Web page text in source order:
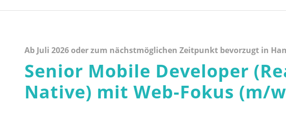
Ab Juli 2026 oder zum nächstmöglichen Zeitpunkt bevorzugt in
Senior Mobile Developer
Native) mit Web-Fokus (m/